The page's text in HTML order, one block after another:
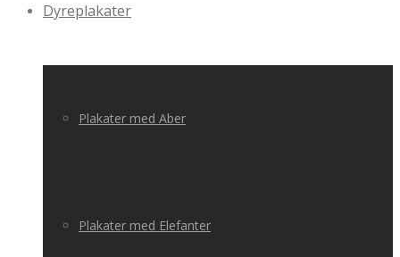
Dyreplakater
Plakater med Aber
Plakater med Elefanter